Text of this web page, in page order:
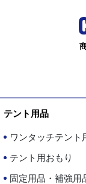
テント用品
ワンタッチテント
テント用おもり
固定用品・補強用